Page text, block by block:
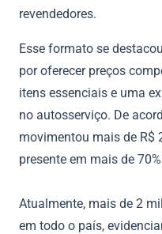
revendedores.
Esse formato se
por oferecer preços
itens essenciais e uma
no autosserviço. De
movimentou mais de R$
presente em mais de
Atualmente, mais de 2
em todo o país,